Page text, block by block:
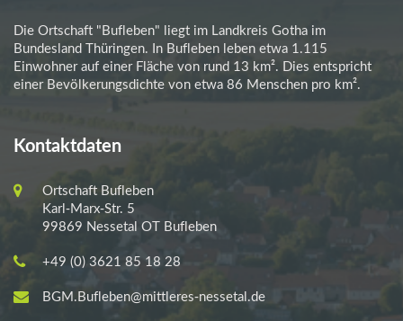
Die Ortschaft "Bufleben" liegt im Landkreis Gotha im
Bundesland Thüringen. In Bufleben leben etwa 1.115
Einwohner auf einer Fläche von rund 13 km². Dies entspricht
einer Bevölkerungsdichte von etwa 86 Menschen pro km².
Kontaktdaten
Ortschaft Bufleben
Karl-Marx-Str. 5
99869 Nessetal OT Bufleben
+49 (0) 3621 85 18 28
BGM.Bufleben@mittleres-nessetal.de